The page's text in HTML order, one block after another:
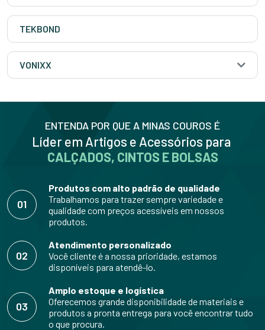
TEKBOND
VONIXX
ENTENDA POR QUE A MINAS COUROS É
Líder em Artigos e Acessórios para
CALÇADOS, CINTOS E BOLSAS
01
Produtos com alto padrão de qualidade
Trabalhamos para trazer sempre variedade e
qualidade com preços acessíveis em nossos
produtos.
02
Atendimento personalizado
Você cliente é a nossa prioridade, estamos
disponíveis para atendê-lo.
03
Amplo estoque e logística
Oferecemos grande disponibilidade de materiais e
produtos a pronta entrega para você encontrar tudo
o que procura.